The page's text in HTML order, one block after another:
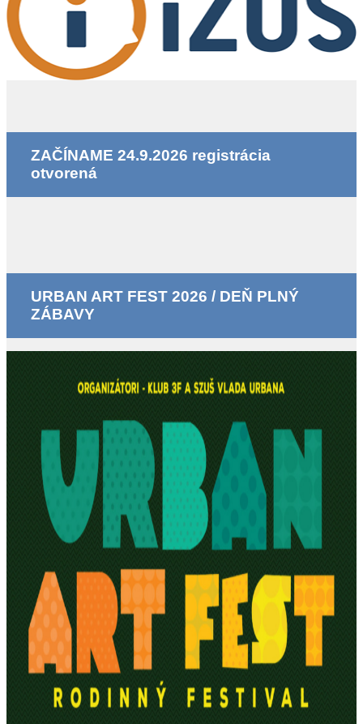
ZAČÍNAME 24.9.2026 registrácia
otvorená
URBAN ART FEST 2026 / DEŇ PLNÝ
ZÁBAVY